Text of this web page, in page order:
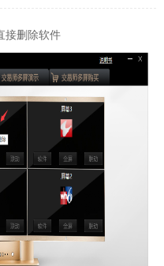
接删除软件